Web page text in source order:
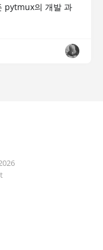
pytmux의 개발 과